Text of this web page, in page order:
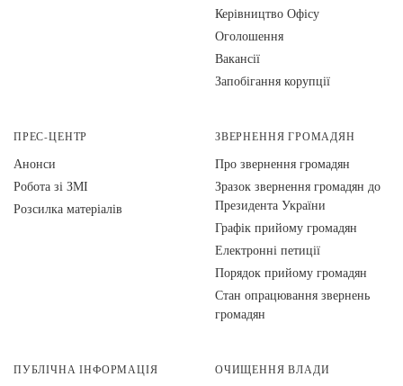
Керівництво Офісу
Оголошення
Вакансії
Запобігання корупції
ПРЕС-ЦЕНТР
Анонси
Робота зі ЗМІ
Розсилка матеріалів
ЗВЕРНЕННЯ ГРОМАДЯН
Про звернення громадян
Зразок звернення громадян до
Президента України
Графік прийому громадян
Електронні петиції
Порядок прийому громадян
Стан опрацювання звернень
громадян
ПУБЛІЧНА ІНФОРМАЦІЯ ОЧИЩЕННЯ ВЛАДИ